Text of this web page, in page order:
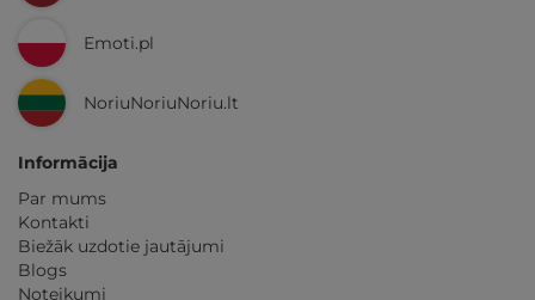
Emoti.pl
NoriuNoriuNoriu.lt
Informācija
Par mums
Kontakti
Biežāk uzdotie jautājumi
Blogs
Noteikumi